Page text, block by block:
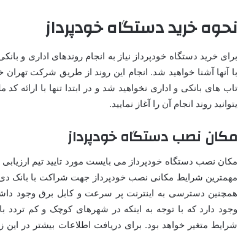
نحوه خرید دستگاه خودپرداز
برای خرید دستگاه خودپرداز نیاز به انجام روندهای اداری
با آنها آشنا خواهید شد. انجام این روند از طریق شرکت تهران
تاب های بانکی و اداری نخواهید شد و در ابتدا تنها با ارائه
یتوانید روند انجام آن را آغاز نمایید.
مکان نصب دستگاه خودپرداز
مکان نصب دستگاه خودپرداز می بایست مورد تایید تیم
مهمترین شرایط مکانی نصب خودپرداز جهت شراکت با بانک
همچنین دسترسی به اینترنت پر سرعت و کابل برق وجود
وجود دارد که با توجه به اینکه در شهرهای کوچک و کم تردد
شرایط متغیر خواهد بود. برای دریافت اطلاعات بیشتر در این